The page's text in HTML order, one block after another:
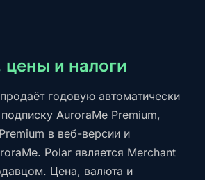
цены и налоги
годовую автоматически
AuroraMe Premium,
в веб-версии и
Polar является Merchant
Цена, валюта и